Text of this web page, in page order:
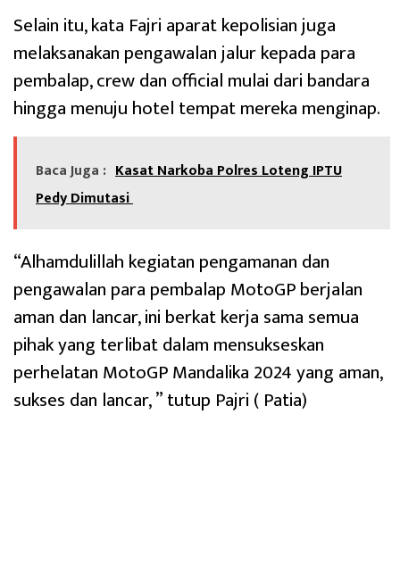
Selain itu, kata Fajri aparat kepolisian juga
melaksanakan pengawalan jalur kepada para
pembalap, crew dan official mulai dari bandara
hingga menuju hotel tempat mereka menginap.
Baca Juga : ‎Kasat Narkoba Polres Loteng IPTU
Pedy Dimutasi
“Alhamdulillah kegiatan pengamanan dan
pengawalan para pembalap MotoGP berjalan
aman dan lancar, ini berkat kerja sama semua
pihak yang terlibat dalam mensukseskan
perhelatan MotoGP Mandalika 2024 yang aman,
sukses dan lancar, ” tutup Pajri ( Patia)